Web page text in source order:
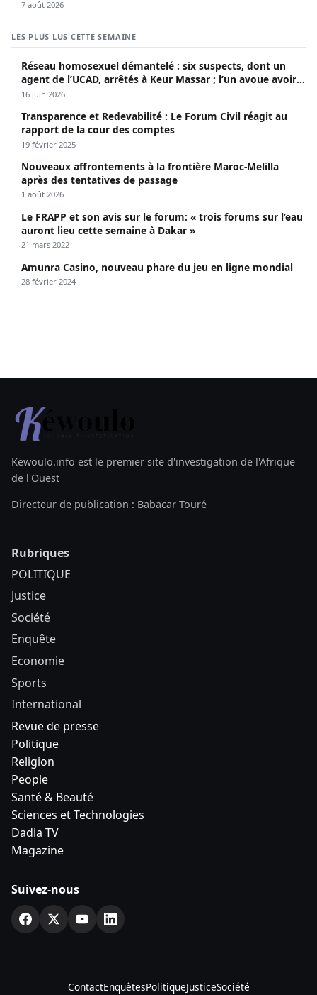
7 août 2026
LES PLUS LUS CETTE SEMAINE
Réseau homosexuel démantelé : six suspects, dont un
agent de l’UCAD, arrêtés à Keur Massar ; l’un avoue avoir
propagé le VIH depuis 2018
16 juin 2026
Transparence et Redevabilité : Le Forum Civil réagit au
rapport de la cour des comptes
19 février 2025
Nouveaux affrontements à la frontière Maroc-Melilla
après des tentatives de passage
1 août 2026
Le FRAPP et son avis sur le forum: « trois forums sur l’eau
auront lieu cette semaine à Dakar »
21 mars 2022
Amunra Casino, nouveau phare du jeu en ligne mondial
28 février 2024
Kewoulo.info est le premier site d'investigation de l'Afrique
de l'Ouest
Directeur de publication : Babacar Touré
Rubriques
POLITIQUE
Justice
Société
Enquête
Economie
Sports
International
Revue de presse
Politique
Religion
People
Santé & Beauté
Sciences et Technologies
Dadia TV
Magazine
Suivez-nous
ContactEnquêtesPolitiqueJusticeSociété